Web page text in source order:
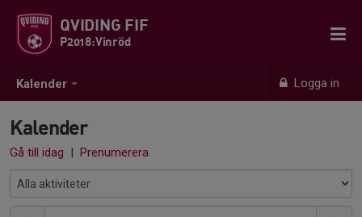
Kalender Logga in
QVIDING FIF
P2018:Vinröd
Kalender
Gå till idag | Prenumerera